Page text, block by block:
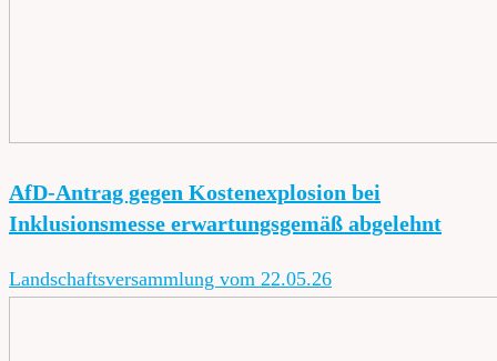
AfD-Antrag gegen Kostenexplosion bei
Inklusionsmesse erwartungsgemäß abgelehnt
Landschaftsversammlung vom 22.05.26